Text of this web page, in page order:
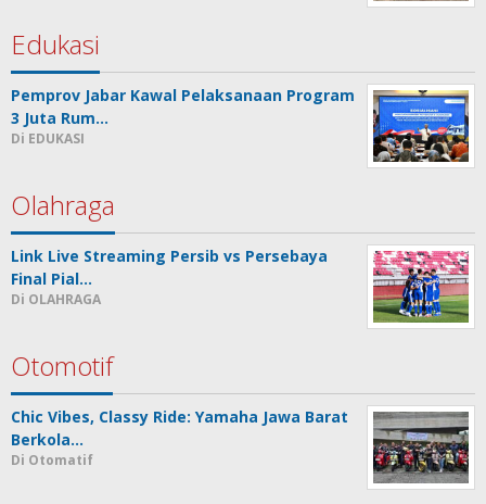
Edukasi
Pemprov Jabar Kawal Pelaksanaan Program
3 Juta Rum…
Di EDUKASI
Olahraga
Link Live Streaming Persib vs Persebaya
Final Pial…
Di OLAHRAGA
Otomotif
Chic Vibes, Classy Ride: Yamaha Jawa Barat
Berkola…
Di Otomatif